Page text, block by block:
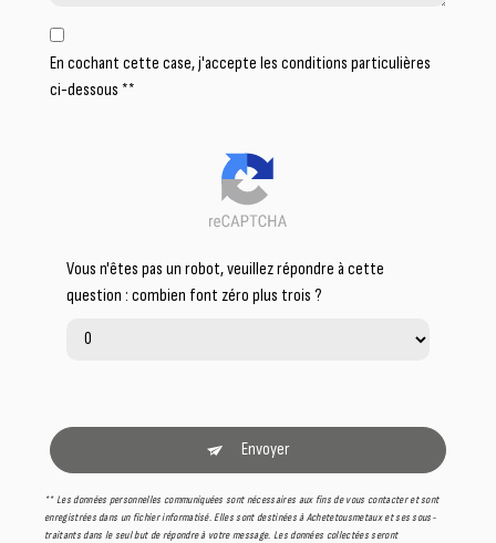
En cochant cette case, j'accepte les conditions particulières
ci-dessous **
Vous n'êtes pas un robot, veuillez répondre à cette
question : combien font zéro plus trois ?
Envoyer
** Les données personnelles communiquées sont nécessaires aux fins de vous contacter et sont
enregistrées dans un fichier informatisé. Elles sont destinées à Achetetousmetaux et ses sous-
traitants dans le seul but de répondre à votre message. Les données collectées seront